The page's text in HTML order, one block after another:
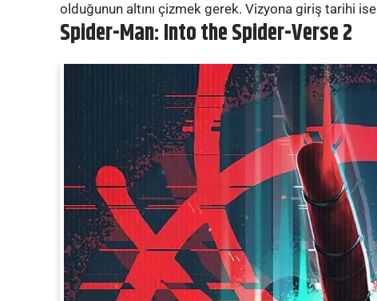
olduğunun altını çizmek gerek. Vizyona giriş tarihi ise
Spider-Man: Into the Spider-Verse 2